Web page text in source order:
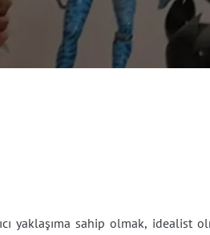
yaklaşıma sahip olmak, idealist